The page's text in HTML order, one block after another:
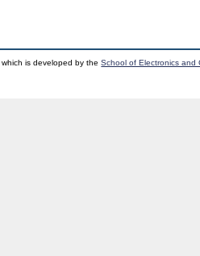
which is developed by theSchool of Electronics and